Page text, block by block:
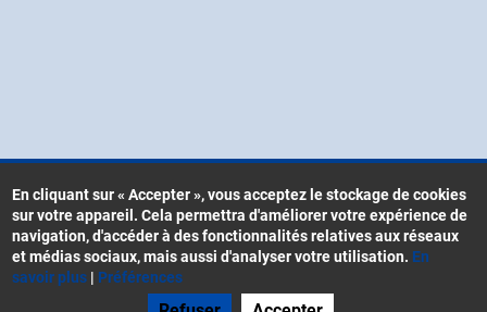
Menu
Pied
Contacts
CGU
Mentions légales
En cliquant sur « Accepter », vous acceptez le stockage de cookies
sur votre appareil. Cela permettra d'améliorer votre expérience de
navigation, d'accéder à des fonctionnalités relatives aux réseaux
et médias sociaux, mais aussi d'analyser votre utilisation. En
savoir plus | Préférences